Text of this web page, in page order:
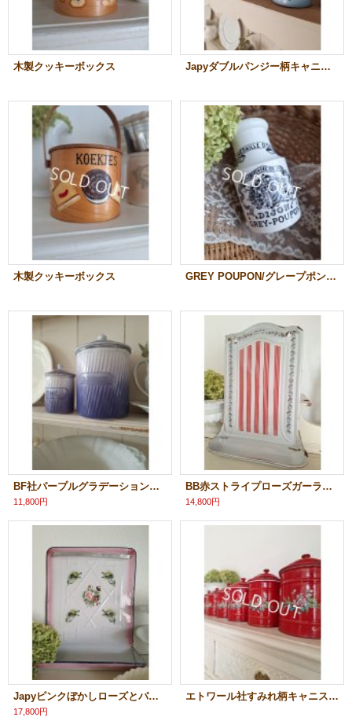
木製クッキーボックス Japyダブルパンジー柄キャニスター
木製クッキーボックス GREY POUPON/グレープポンマスタードポット
BF社パープルグラデーションキャニスター
11,800円
BB赤ストライプローズガーランドレードルラック
14,800円
Japyピンクぼかしローズとパンジー柄レードルラック
17,800円
エトワール社すみれ柄キャニスター